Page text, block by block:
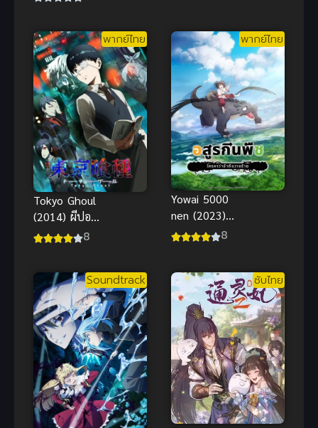
โรงเรียนปีศาจ
รายงานตัว
แล้วครับ
พากย์ไทย
Tokyo Ghoul
(2014) ผีปอบ
โตเกียว ภาค
8
พากย์ไทย
Yowai 5000
nen (2023)
อสูรกินพืช8
Soundtrack ซับไทย